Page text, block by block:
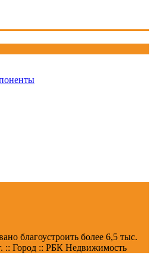
благоустроить более 6,5 тыс.
:: Город :: РБК Недвижимость